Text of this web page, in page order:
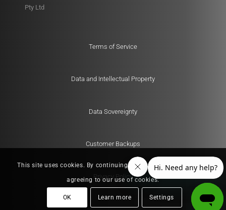
Pty Ltd
Terms of Service
Data and Intellectual Property
Data Sovereignty
Customer Backups
Privacy Policy
This site uses cookies. By continuing to browse the site, you are
agreeing to our use of cookies.
OK Learn more Settings